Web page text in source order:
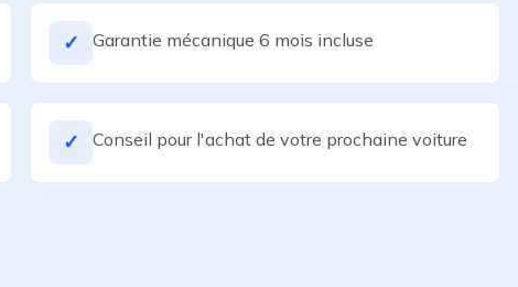
✓ Garantie mécanique 6 mois incluse
✓ Conseil pour l'achat de votre prochaine voiture